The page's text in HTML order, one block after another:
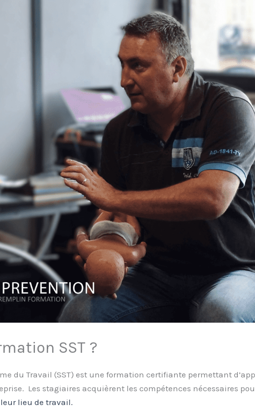
SST ?
du Travail (SST) est une formation certifiante permettant
Les stagiaires acquièrent les compétences nécessaires
lieu de travail.